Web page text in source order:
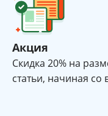
Акция
Cкидка 20% на
статьи, начиная со